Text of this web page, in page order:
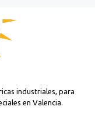
industriales, para
en Valencia.